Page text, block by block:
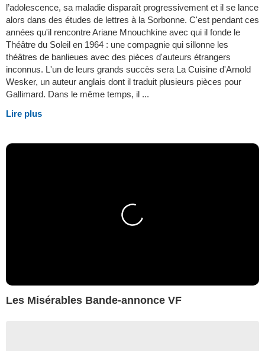
l’adolescence, sa maladie disparaît progressivement et il se lance
alors dans des études de lettres à la Sorbonne. C'est pendant ces
années qu'il rencontre Ariane Mnouchkine avec qui il fonde le
Théâtre du Soleil en 1964 : une compagnie qui sillonne les
théâtres de banlieues avec des pièces d'auteurs étrangers
inconnus. L'un de leurs grands succès sera La Cuisine d'Arnold
Wesker, un auteur anglais dont il traduit plusieurs pièces pour
Gallimard. Dans le même temps, il ...
Lire plus
Les Misérables Bande-annonce VF